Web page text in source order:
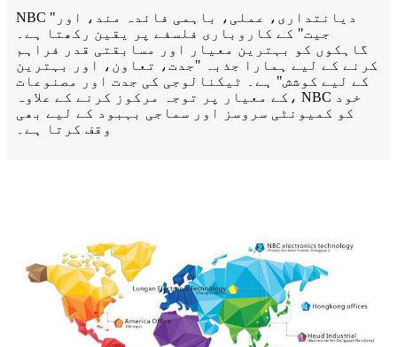
NBC "دیانتداری، عملی، باہمی فائدہ مند، اور
جیت" کے کاروباری فلسفے پر یقین رکھتا ہے۔
گاہکوں کو بہترین معیار اور مسابقتی قدر فراہم
کرنے کے لیے ہمارا جذبہ "جدت، تعاون، اور بہترین
کے لیے کوشش" ہے۔ ٹیکنالوجی کی جدت اور مصنوعات
کے معیار پر توجہ مرکوز کرنے کے علاوہ، NBC خود
کو کمیونٹی سروسز اور سماجی بہبود کے لیے بھی
وقف کرتا ہے۔